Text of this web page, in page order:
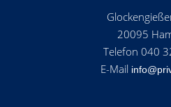
20095
Telefon 040
E-Mail